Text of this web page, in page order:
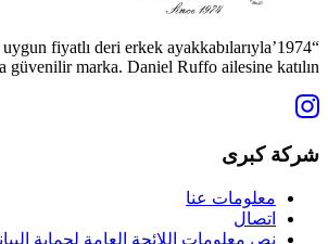
ve uygun fiyatlı deri erkek ayakkabılarıyla
marka. Daniel Ruffo ailesine katılın.”
شركة كبرى
معلومات عنا
اتصال
نص معلومات اللائحة العامة لحماية